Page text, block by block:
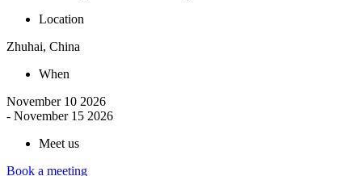
Location
Zhuhai, China
When
November 10 2026
- November 15 2026
Meet us
Book a meeting